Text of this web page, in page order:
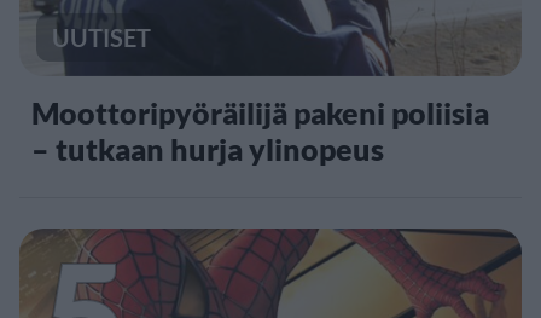
UUTISET
Moottoripyöräilijä pakeni poliisia
– tutkaan hurja ylinopeus